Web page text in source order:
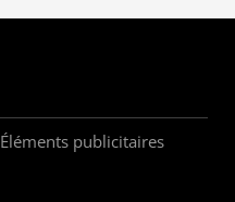
Éléments publicitaires